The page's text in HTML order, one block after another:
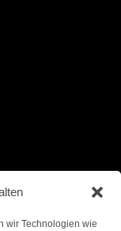
wir Technologien wie